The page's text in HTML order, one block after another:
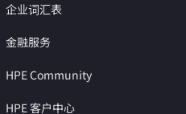
企业词汇表
金融服务
HPE Community
HPE 客户中心